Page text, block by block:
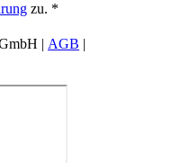
zu. *
| AGB